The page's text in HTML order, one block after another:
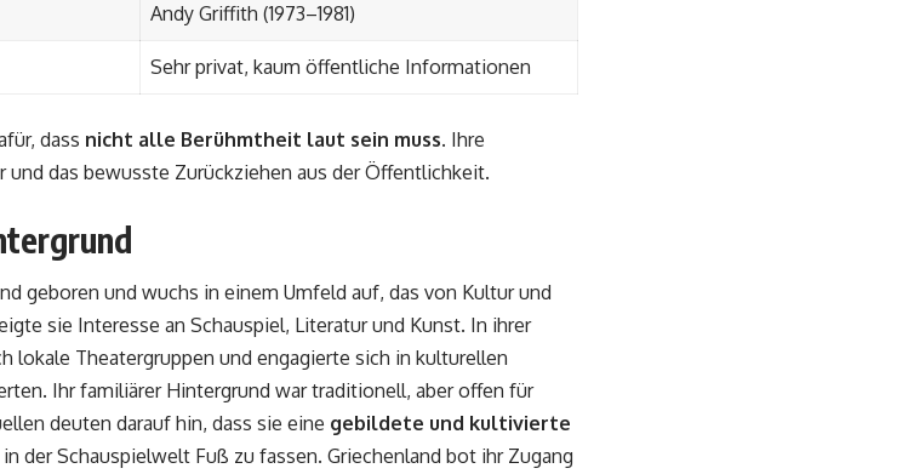
Andy Griffith (1973–1981)
Sehr privat, kaum öffentliche Informationen
dass nicht alle Berühmtheit laut sein muss. Ihre
das bewusste Zurückziehen aus der Öffentlichkeit.
geboren und wuchs in einem Umfeld auf, das von Kultur und
sie Interesse an Schauspiel, Literatur und Kunst. In ihrer
lokale Theatergruppen und engagierte sich in kulturellen
Ihr familiärer Hintergrund war traditionell, aber offen für
deuten darauf hin, dass sie eine gebildete und kultivierte
der Schauspielwelt Fuß zu fassen. Griechenland bot ihr Zugang